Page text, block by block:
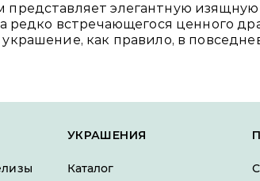
представляет элегантную
редко встречающегося ценного
как правило, в
УКРАШЕНИЯ
Каталог